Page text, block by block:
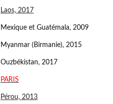
Laos, 2017
Mexique et Guatémala, 2009
Myanmar (Birmanie), 2015
Ouzbékistan, 2017
PARIS
Pérou, 2013